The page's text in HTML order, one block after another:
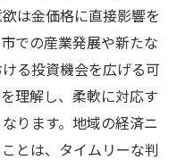
は金価格に直接影響を
での産業発展や新たな
る投資機会を広げる可
理解し、柔軟に対応す
ります。地域の経済ニ
とは、タイムリーな判